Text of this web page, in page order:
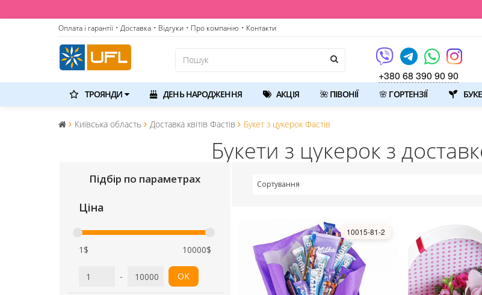
Оплата і гарантії • Доставка • Відгуки • Про компанію • Контакти
+380 68 390 90 90
ТРОЯНДИ ДЕНЬ НАРОДЖЕННЯ АКЦІЯ 🌺 ПІВОНІЇ 🌸 ГОРТЕНЗІЇ
Київська область Доставка квітів Фастів Букет з цукерок Фастів
Букети з цукерок з
Підбір по параметрах
Ціна
1$ 10000$
- ОК
Сортування
10015-81-2